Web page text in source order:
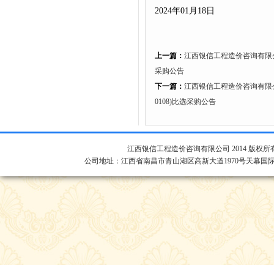
2024年01月18日
上一篇： 江西银信工程造价咨询有
采购公告
下一篇： 江西银信工程造价咨询有
0108)比选采购公告
江西银信工程造价咨询有限公司 2014 版权所
公司地址：江西省南昌市青山湖区高新大道1970号天幕国